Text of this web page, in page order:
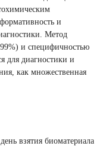
и
Метод
99%) и специфичностью
для диагностики и
как множественная
взятия биоматериала